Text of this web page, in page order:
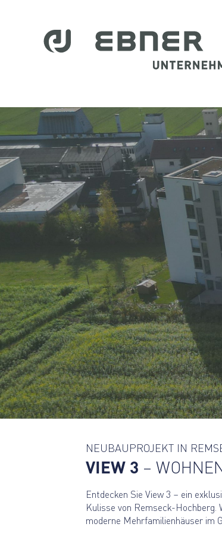
NEUBAUPROJEKT IN
VIEW 3 –
Entdecken Sie View 3 – ein
Kulisse von Remseck-Hochberg.
moderne Mehrfamilienhäuser im